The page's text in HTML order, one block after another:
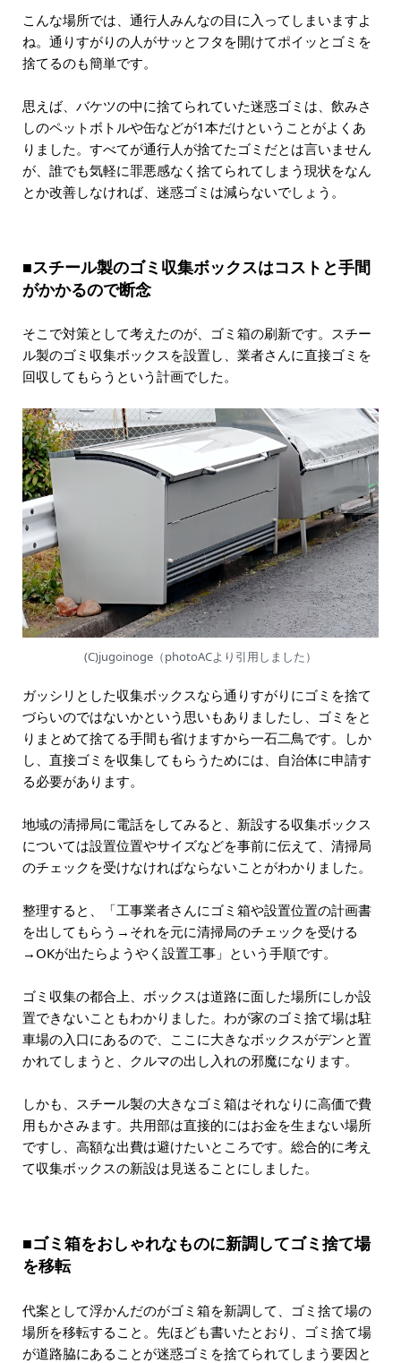
こんな場所では、通行人みんなの目に入ってしまいますよ
ね。通りすがりの人がサッとフタを開けてポイッとゴミを
捨てるのも簡単です。
思えば、バケツの中に捨てられていた迷惑ゴミは、飲みさ
しのペットボトルや缶などが1本だけということがよくあ
りました。すべてが通行人が捨てたゴミだとは言いません
が、誰でも気軽に罪悪感なく捨てられてしまう現状をなん
とか改善しなければ、迷惑ゴミは減らないでしょう。
■スチール製のゴミ収集ボックスはコストと手間
がかかるので断念
そこで対策として考えたのが、ゴミ箱の刷新です。スチー
ル製のゴミ収集ボックスを設置し、業者さんに直接ゴミを
回収してもらうという計画でした。
(C)jugoinoge（photoACより引用しました）
ガッシリとした収集ボックスなら通りすがりにゴミを捨て
づらいのではないかという思いもありましたし、ゴミをと
りまとめて捨てる手間も省けますから一石二鳥です。しか
し、直接ゴミを収集してもらうためには、自治体に申請す
る必要があります。
地域の清掃局に電話をしてみると、新設する収集ボックス
については設置位置やサイズなどを事前に伝えて、清掃局
のチェックを受けなければならないことがわかりました。
整理すると、「工事業者さんにゴミ箱や設置位置の計画書
を出してもらう→それを元に清掃局のチェックを受ける
→OKが出たらようやく設置工事」という手順です。
ゴミ収集の都合上、ボックスは道路に面した場所にしか設
置できないこともわかりました。わが家のゴミ捨て場は駐
車場の入口にあるので、ここに大きなボックスがデンと置
かれてしまうと、クルマの出し入れの邪魔になります。
しかも、スチール製の大きなゴミ箱はそれなりに高価で費
用もかさみます。共用部は直接的にはお金を生まない場所
ですし、高額な出費は避けたいところです。総合的に考え
て収集ボックスの新設は見送ることにしました。
■ゴミ箱をおしゃれなものに新調してゴミ捨て場
を移転
代案として浮かんだのがゴミ箱を新調して、ゴミ捨て場の
場所を移転すること。先ほども書いたとおり、ゴミ捨て場
が道路脇にあることが迷惑ゴミを捨てられてしまう要因と